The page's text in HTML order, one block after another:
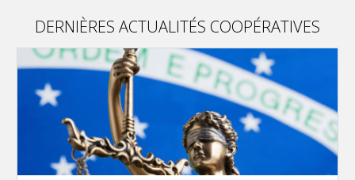
DERNIÈRES ACTUALITÉS COOPÉRATIVES